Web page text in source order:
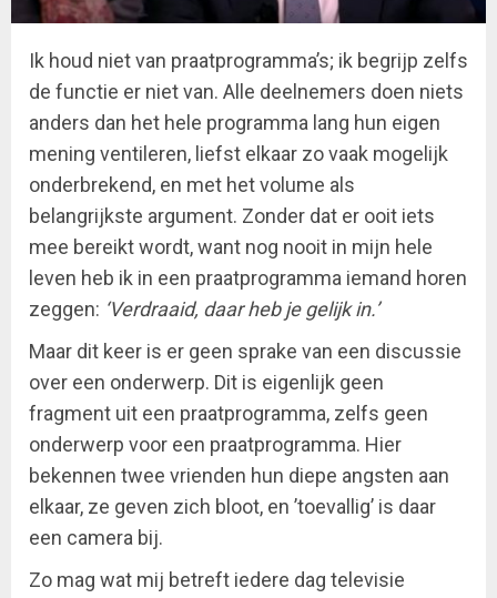
Ik houd niet van praatprogramma’s; ik begrijp zelfs
de functie er niet van. Alle deelnemers doen niets
anders dan het hele programma lang hun eigen
mening ventileren, liefst elkaar zo vaak mogelijk
onderbrekend, en met het volume als
belangrijkste argument. Zonder dat er ooit iets
mee bereikt wordt, want nog nooit in mijn hele
leven heb ik in een praatprogramma iemand horen
zeggen: ‘Verdraaid, daar heb je gelijk in.’
Maar dit keer is er geen sprake van een discussie
over een onderwerp. Dit is eigenlijk geen
fragment uit een praatprogramma, zelfs geen
onderwerp voor een praatprogramma. Hier
bekennen twee vrienden hun diepe angsten aan
elkaar, ze geven zich bloot, en ’toevallig’ is daar
een camera bij.
Zo mag wat mij betreft iedere dag televisie